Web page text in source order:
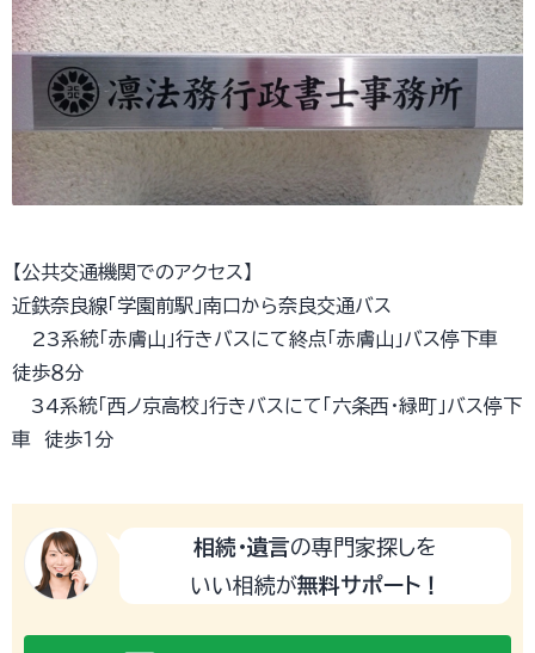
【公共交通機関でのアクセス】
近鉄奈良線「学園前駅」南口から奈良交通バス
23系統「赤膚山」行きバスにて終点「赤膚山」バス停下車
徒歩８分
34系統「西ノ京高校」行きバスにて「六条西・緑町」バス停下
車 徒歩１分
相続・遺言の専門家探しを
いい相続が無料サポート！